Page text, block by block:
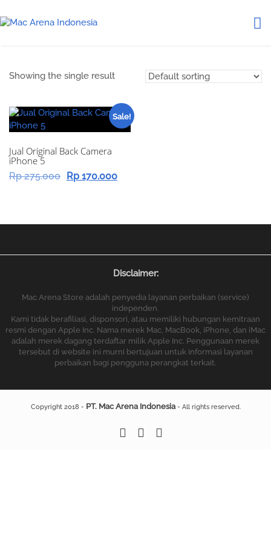
Showing the single result
Sale!
Jual Original Back Camera
iPhone 5
Rp275.000 Original
Rp 170.000
Disclaimer:
Mac Arena Store adalah penyedia layanan perbaikan (service)
independen.
Kami tidak berafiliasi, disponsori, atau memiliki hubungan kemitraan
resmi dengan Apple Inc. Nama merek Mac, MacBook, iPhone, dan iMac
adalah merek dagang terdaftar milik Apple Inc. Penggunaan merek
tersebut di website ini murni bertujuan untuk informasi layanan
perbaikan bagi pengguna perangkat terkait.
Copyright 2018 - PT. Mac Arena Indonesia- All rights reserved.